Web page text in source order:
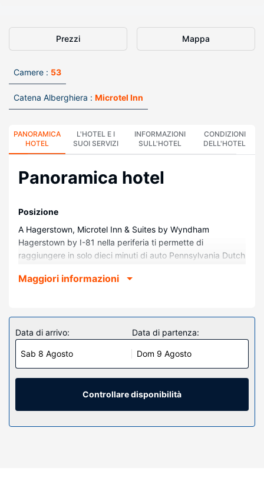
Prezzi Mappa
Camere : 53
Catena Alberghiera : Microtel Inn
PANORAMICA
HOTEL
L'HOTEL E I
SUOI SERVIZI
INFORMAZIONI
SULL'HOTEL
CONDIZIONI
DELL'HOTEL
Panoramica hotel
Posizione
A Hagerstown, Microtel Inn & Suites by Wyndham
Hagerstown by I-81 nella periferia ti permette di
raggiungere in solo dieci minuti di auto Pennsylvania Dutch
da Washington County Museum of Fine Arts e 10,8 km da
Nelle 53 camere con aria condizionata della struttura ti
sentirai come a casa. Grazie ad un comodo letto con
materasso a doppio strato dormirai sonni tranquilli. Il Wi-Fi
gratuito ti consente di restare in contatto con il mondo,
mentre la TV con canali in digitale è l'ideale per concedersi
un po' di svago. I comfort includono scrivanie e culle/letti
Maggiori informazioni
Data di arrivo:
Sab 8 Agosto
Data di partenza:
Dom 9 Agosto
Controllare disponibilità